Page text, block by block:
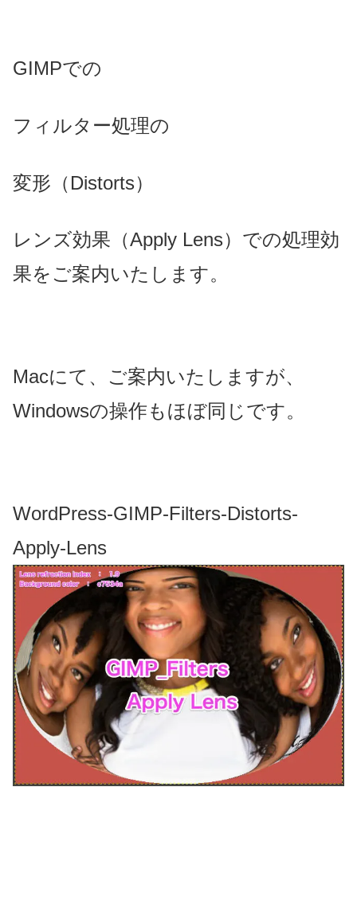
GIMPでの
フィルター処理の
変形（Distorts）
レンズ効果（Apply Lens）での処理効
果をご案内いたします。
Macにて、ご案内いたしますが、
Windowsの操作もほぼ同じです。
WordPress-GIMP-Filters-Distorts-
Apply-Lens